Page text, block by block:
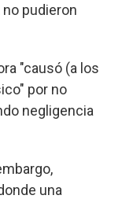
pudieron
"causó (a los
por no
negligencia
una